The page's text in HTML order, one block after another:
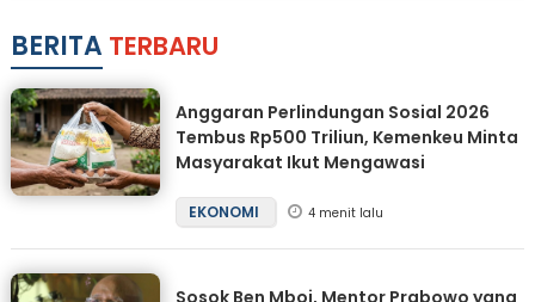
BERITA TERBARU
Anggaran Perlindungan Sosial 2026
Tembus Rp500 Triliun, Kemenkeu Minta
Masyarakat Ikut Mengawasi
EKONOMI 4 menit lalu